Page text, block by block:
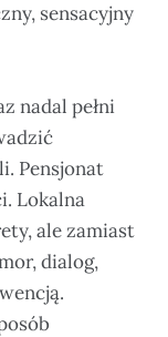
sensacyjny
nadal pełni
Pensjonat
Lokalna
ale zamiast
dialog,